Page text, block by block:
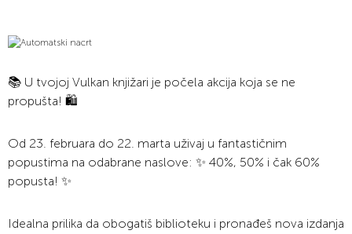
📚 U tvojoj Vulkan knjižari je počela akcija koja se ne
propušta! 🛍️
Od 23. februara do 22. marta uživaj u fantastičnim
popustima na odabrane naslove: ✨ 40%, 50% i čak 60%
popusta! ✨
Idealna prilika da obogatiš biblioteku i pronađeš nova izdanja